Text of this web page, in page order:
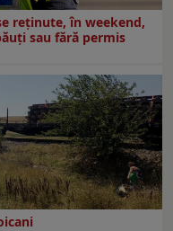
reținute, în weekend,
sau fără permis